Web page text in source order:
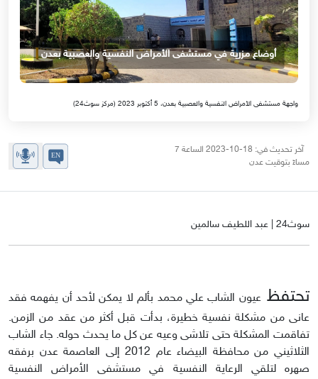
أوضاع مزرية في مستشفى الأمراض النفسية والعصبية بعدن
واجهة مستشفى الأمراض النفسية والعصبية بعدن، 5 أكتوبر 2023 (مركز سوث24)
آخر تحديث في: 18-10-2023 الساعة 7
مساءً بتوقيت عدن
سوث24 | عبد اللطيف سالمين
تحتفظ عيون الشاب علي محمد بألم لا يمكن لأحد أن يفهمه فقد
عانى من مشكلة نفسية خطيرة، بدأت قبل أكثر من عقد من الزمن.
تفاقمت المشكلة حتى تلاشى وعيه عن كل ما يحدث حوله. جاء الشاب
الثلاثيني من محافظة البيضاء عام 2012 إلى العاصمة عدن برفقه
صهره لتلقي الرعاية النفسية في مستشفى الأمراض النفسية